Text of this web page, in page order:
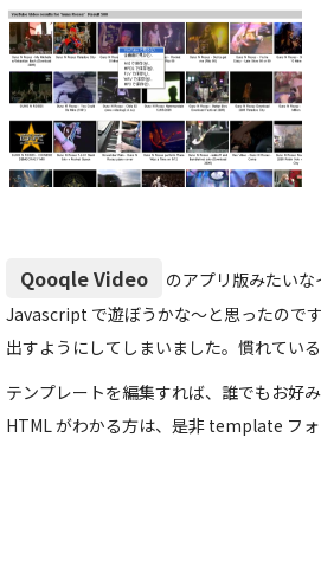
Qooqle Video
のアプリ版みたいな
Javascript で遊ぼうかな～と思ったので
出すようにしてしまいました。慣れてい
テンプレートを編集すれば、誰でもお好
HTML がわかる方は、是非 template フ